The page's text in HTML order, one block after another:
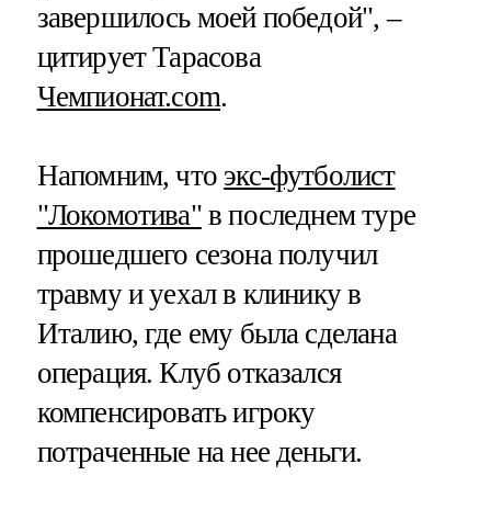
завершилось моей победой", –
цитирует Тарасова
Чемпионат.com.
Напомним, что экс-футболист
"Локомотива"в последнем туре
прошедшего сезона получил
травму и уехал в клинику в
Италию, где ему была сделана
операция. Клуб отказался
компенсировать игроку
потраченные на нее деньги.